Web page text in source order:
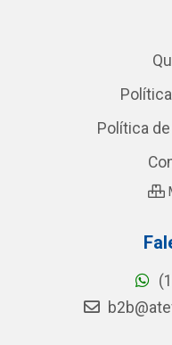
Política